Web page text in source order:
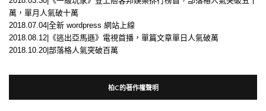
萬，單月人氣破十萬
2018.07.04|全新 wordpress 網站上線
2018.08.12|《逃出亞馬遜》電視首播，單篇文章單日人氣破萬
2018.10.20|部落格人氣突破百萬
柏C的著作權聲明